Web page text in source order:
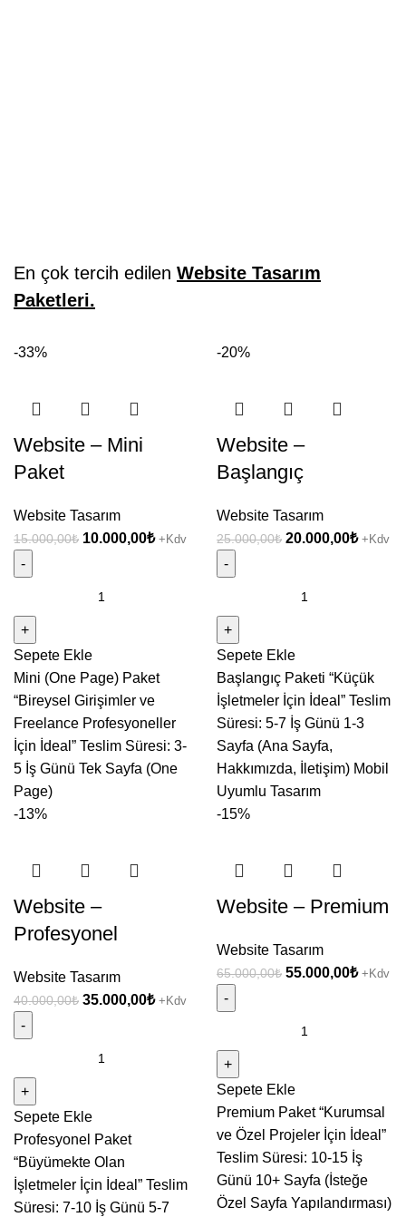
En çok tercih edilen Website Tasarım
Paketleri.
-33%
Website – Mini
Paket
Website Tasarım
15.000,00₺ Orijinal
10.000,00₺Şu
+Kdv
Mini
Paket
adet
Sepete Ekle
Mini (One Page) Paket
“Bireysel Girişimler ve
Freelance Profesyoneller
İçin İdeal” Teslim Süresi: 3-
5 İş Günü Tek Sayfa (One
Page)
-20%
Website –
Başlangıç
Website Tasarım
25.000,00₺ Orijinal
20.000,00₺Şu
+Kdv
Başlangıç
adet
Sepete Ekle
Başlangıç Paketi “Küçük
İşletmeler İçin İdeal” Teslim
Süresi: 5-7 İş Günü 1-3
Sayfa (Ana Sayfa,
Hakkımızda, İletişim) Mobil
Uyumlu Tasarım
-13%
Website –
Profesyonel
Website Tasarım
40.000,00₺ Orijinal
35.000,00₺Şu
35.000,00₺.
+Kdv
Profesyonel
adet
Sepete Ekle
Profesyonel Paket
“Büyümekte Olan
İşletmeler İçin İdeal” Teslim
Süresi: 7-10 İş Günü 5-7
-15%
Website – Premium
Website Tasarım
65.000,00₺ Orijinal
55.000,00₺Şu
+Kdv
Premium
adet
Sepete Ekle
Premium Paket “Kurumsal
ve Özel Projeler İçin İdeal”
Teslim Süresi: 10-15 İş
Günü 10+ Sayfa (İsteğe
Özel Sayfa Yapılandırması)